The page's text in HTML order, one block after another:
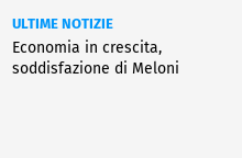
ULTIME NOTIZIE
Economia in crescita,
soddisfazione di Meloni